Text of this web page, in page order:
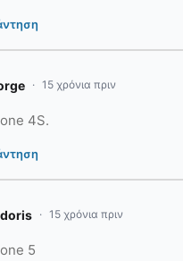
15 χρόνια πριν
4S.
15 χρόνια πριν
5